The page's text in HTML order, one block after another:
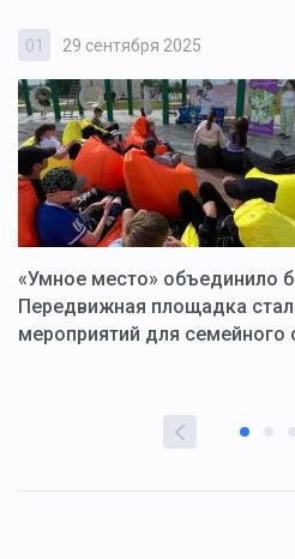
01 29 сентября 2025
«Умное место» объединило
Передвижная площадка
мероприятий для семейного